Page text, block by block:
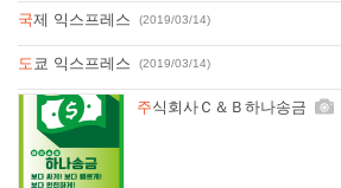
국제 익스프레스 (2019/03/14)
도쿄 익스프레스 (2019/03/14)
주식회사Ｃ＆Ｂ하나송금